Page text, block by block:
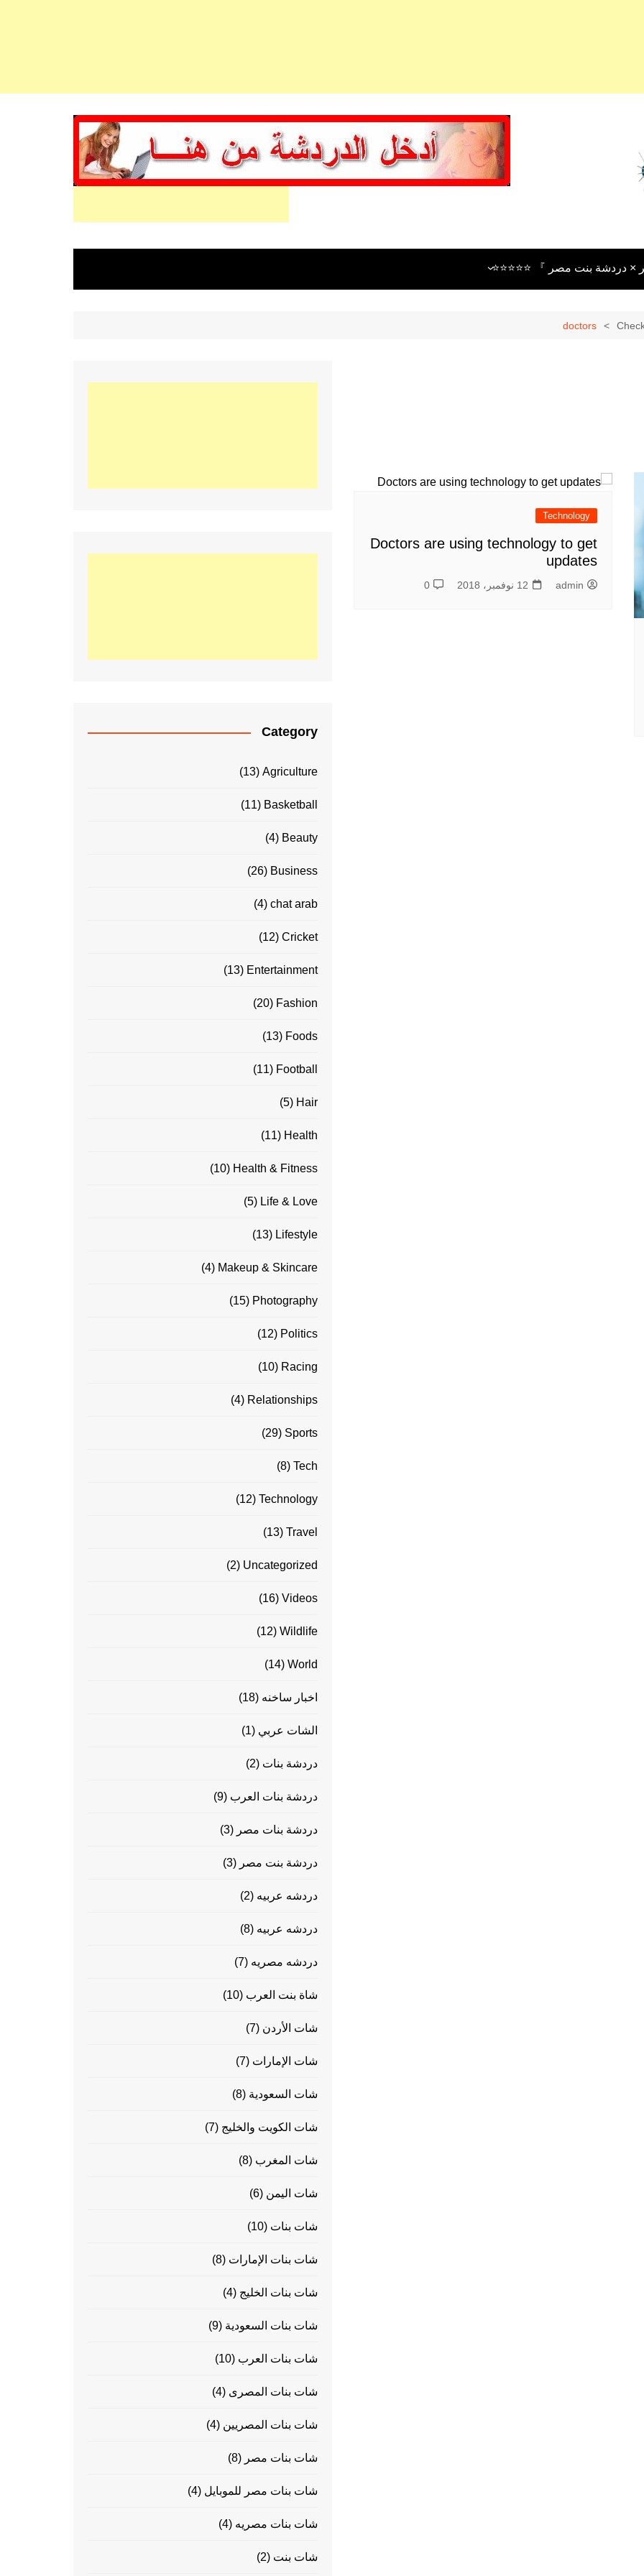
دردشة بنت مصر 』 ⭐⭐⭐⭐⭐
doctors
Technology
Doctors are using technology to get
updates
admin 12 نوفمبر، 2018 0
Category
Agriculture
(13)
Basketball
(11)
Beauty
(4)
Business
(26)
chat arab
(4)
Cricket
(12)
Entertainment
(13)
Fashion
(20)
Foods
(13)
Football
(11)
Hair
(5)
Health
(11)
Health & Fitness
(10)
Life & Love
(5)
Lifestyle
(13)
Makeup & Skincare
(4)
Photography
(15)
Politics
(12)
Racing
(10)
Relationships
(4)
Sports
(29)
Tech
(8)
Technology
(12)
Travel
(13)
Uncategorized
(2)
Videos
(16)
Wildlife
(12)
World
(14)
اخبار ساخنه (18)
الشات عربي (1)
دردشة بنات (2)
دردشة بنات العرب (9)
دردشة بنات مصر (3)
دردشة بنت مصر (3)
دردشه عربيه (2)
دردشه عربيه (8)
دردشه مصريه (7)
شاة بنت العرب (10)
شات الأردن (7)
شات الإمارات (7)
شات السعودية (8)
شات الكويت والخليج (7)
شات المغرب (8)
شات اليمن (6)
شات بنات (10)
شات بنات الإمارات (8)
شات بنات الخليج (4)
شات بنات السعودية (9)
شات بنات العرب (10)
شات بنات المصرى (4)
شات بنات المصريين (4)
شات بنات مصر (8)
شات بنات مصر للموبايل (4)
شات بنات مصريه (4)
شات بنت (2)